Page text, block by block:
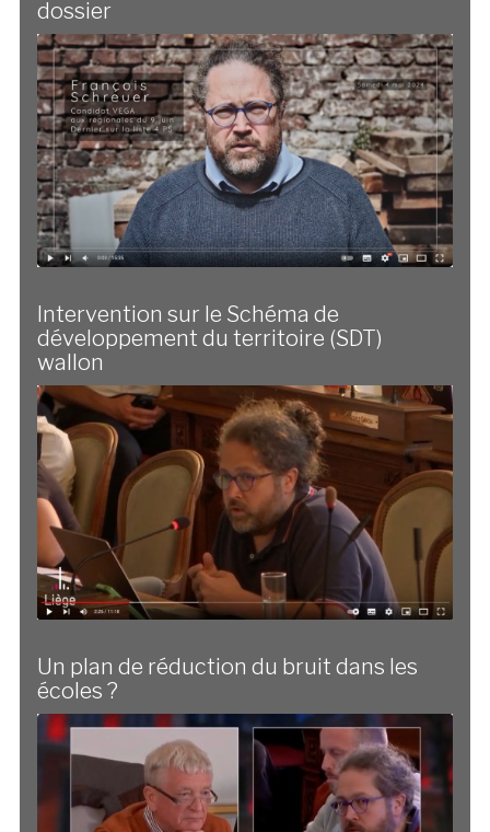
dossier
Intervention sur le Schéma de
développement du territoire (SDT)
wallon
Un plan de réduction du bruit dans les
écoles ?